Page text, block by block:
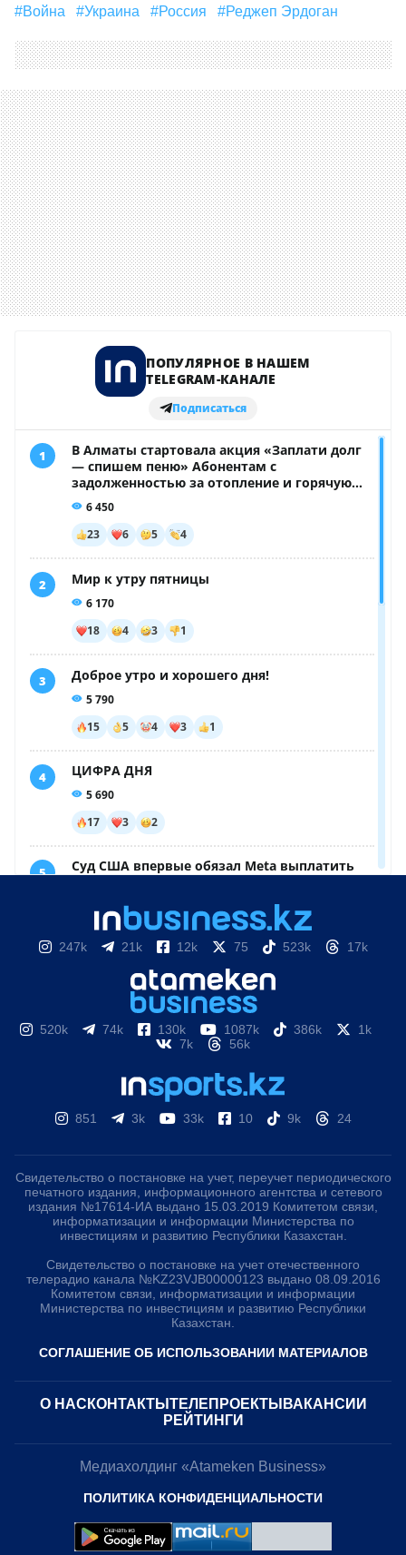
#война #Украина #Россия #Реджеп Эрдоган
247k 21k 12k 75 523k 17k
520k 74k 130k 1087k 386k
1k
7k
56k
851 3k 33k 10 9k 24
Свидетельство о постановке на учет, переучет периодического
печатного издания, информационного агентства и сетевого
издания №17614-ИА выдано 15.03.2019 Комитетом связи,
информатизации и информации Министерства по
инвестициям и развитию Республики Казахстан.
Свидетельство о постановке на учет отечественного
телерадио канала №KZ23VJB00000123 выдано 08.09.2016
Комитетом связи, информатизации и информации
Министерства по инвестициям и развитию Республики
Казахстан.
СОГЛАШЕНИЕ ОБ ИСПОЛЬЗОВАНИИ МАТЕРИАЛОВ
О НАС КОНТАКТЫ ТЕЛЕПРОЕКТЫ ВАКАНСИИ
РЕЙТИНГИ
Медиахолдинг «Atameken Business»
ПОЛИТИКА КОНФИДЕНЦИАЛЬНОСТИ